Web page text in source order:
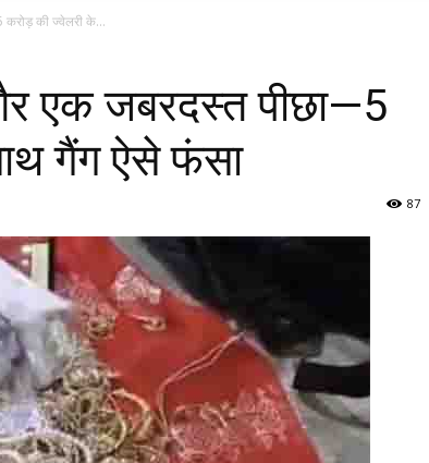
करोड़ की ज्वेलरी के...
एक जबरदस्त पीछा—5
गैंग ऐसे फंसा
87